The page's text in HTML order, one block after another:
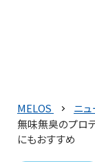
MELOS
ニュ
無味無臭のプロ
にもおすすめ